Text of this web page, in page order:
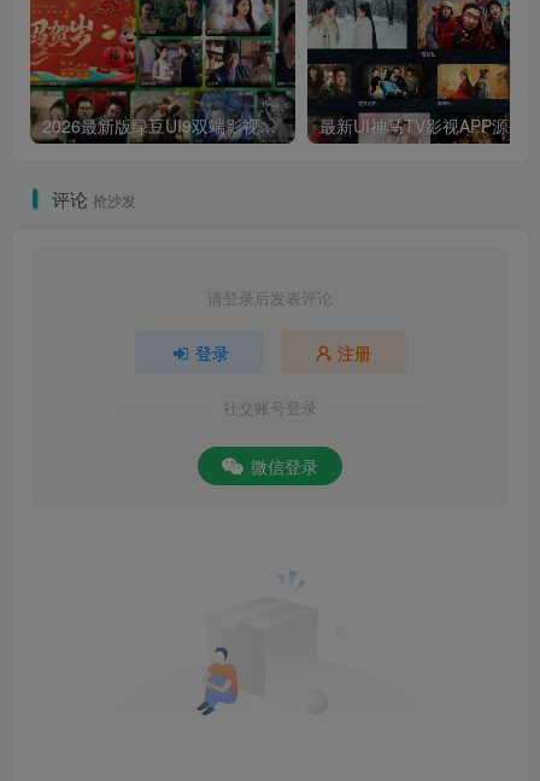
2026最新版绿豆UI9双端影视APP源码
评论 抢沙发
请登录后发表评论
登录 注册
社交账号登录
微信登录